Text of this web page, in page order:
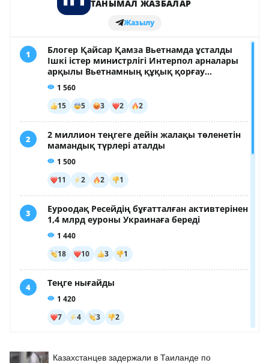
Казахстанцев задержали в Таиланде по